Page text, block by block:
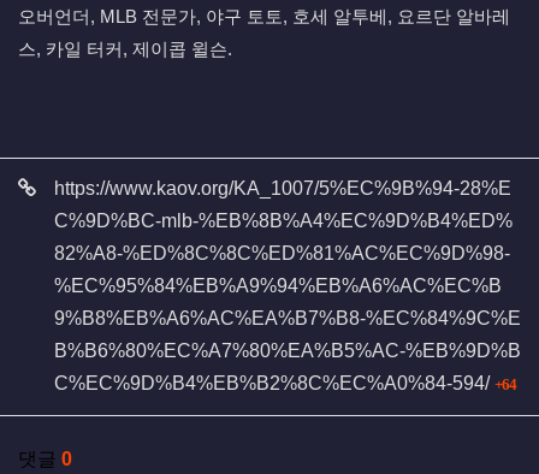
오버언더, MLB 전문가, 야구 토토, 호세 알투베, 요르단 알바레
스, 카일 터커, 제이콥 윌슨.
관련자료https://www.kaov.org/KA_1007/5%EC%9B%94-28%E
C%9D%BC-mlb-%EB%8B%A4%EC%9D%B4%ED%
82%A8-%ED%8C%8C%ED%81%AC%EC%9D%98-
%EC%95%84%EB%A9%94%EB%A6%AC%EC%B
9%B8%EB%A6%AC%EA%B7%B8-%EC%84%9C%E
B%B6%80%EC%A7%80%EA%B5%AC-%EB%9D%B
C%EC%9D%B4%EB%B2%8C%EC%A0%84-594/
64회
댓글 0